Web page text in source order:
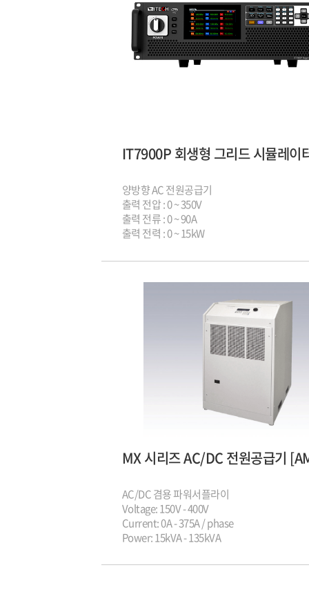
양방향 AC 전원공급기
출력 전압 : 0 ~ 350V
출력 전류 : 0 ~ 90A
출력 전력 : 0 ~ 15kW
AC/DC 겸용 파워서플라이
Voltage: 150V - 400V
Current: 0A - 375A / phase
Power: 15kVA - 135kVA